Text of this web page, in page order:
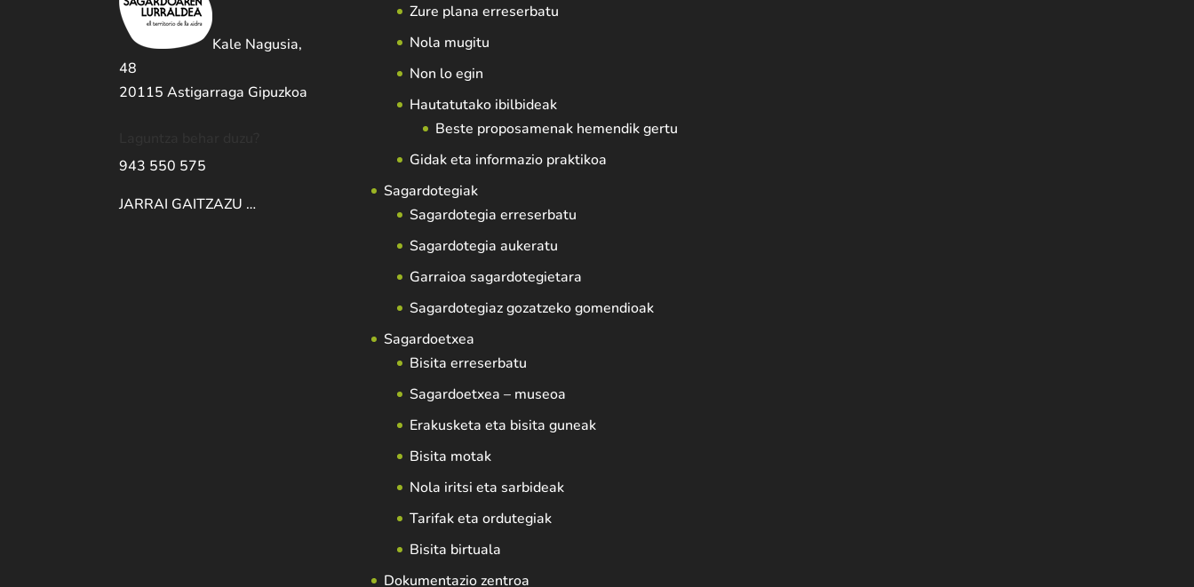
Kale Nagusia,
48
20115 Astigarraga Gipuzkoa
943 550 575
JARRAI GAITZAZU …
Zure plana erreserbatu
Nola mugitu
Non lo egin
Hautatutako ibilbideak
Beste proposamenak hemendik gertu
Gidak eta informazio praktikoa
Sagardotegiak
Sagardotegia erreserbatu
Sagardotegia aukeratu
Garraioa sagardotegietara
Sagardotegiaz gozatzeko gomendioak
Sagardoetxea
Bisita erreserbatu
Sagardoetxea – museoa
Erakusketa eta bisita guneak
Bisita motak
Nola iritsi eta sarbideak
Tarifak eta ordutegiak
Bisita birtuala
Dokumentazio zentroa